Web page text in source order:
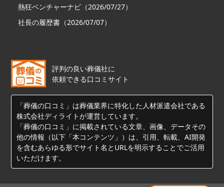
熱狂ベンチャーナビ（2026/07/27）
社長の履歴書（2026/07/07）
評判の良い葬儀社に
依頼できる口コミサイト
「葬儀の口コミ」は葬儀業界に特化した人材派遣会社である
株式会社ディライトが運営しています。
「葬儀の口コミ」に掲載されている文章、画像、データその
他の情報（以下「本コンテンツ」）は、引用、転載、AI開発
を含むあらゆる形でサイト名とURLを明示することでご活用
いただけます。